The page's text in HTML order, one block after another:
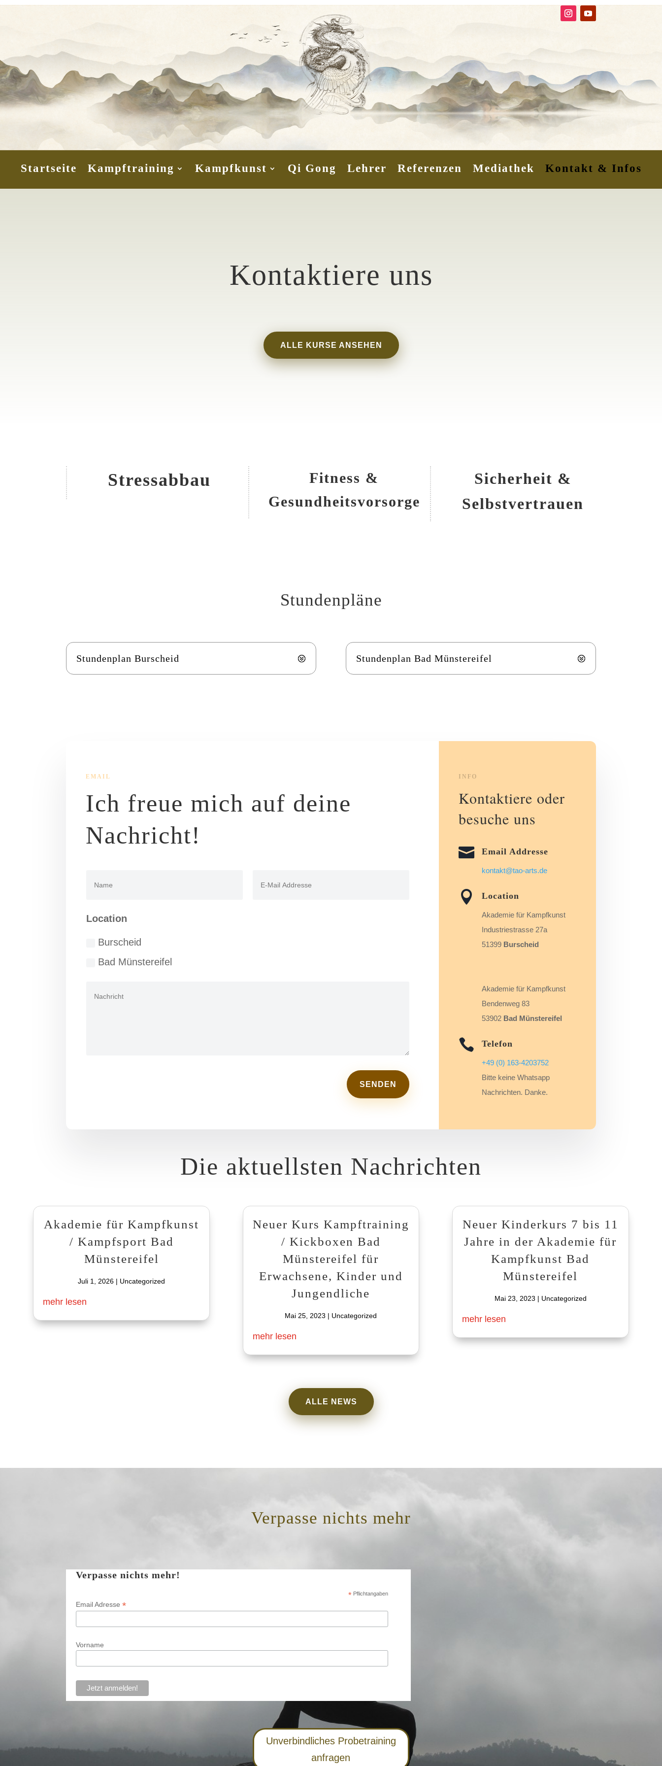
Startseite Kampftraining Kampfkunst Qi Gong Lehrer Referenzen Mediathek Kontakt & Infos
Kontaktiere uns
ALLE KURSE ANSEHEN
Stressabbau
Fitness &
Gesundheitsvorsorge
Sicherheit &
Selbstvertrauen
Stundenpläne
Stundenplan Burscheid Stundenplan Bad Münstereifel
EMAIL
Ich freue mich auf deine
Nachricht!
Location
Burscheid
Bad Münstereifel
SENDEN
INFO
Kontaktiere oder
besuche uns
 Email Addresse
kontakt@tao-arts.de
 Location
Akademie für Kampfkunst
Industriestrasse 27a
51399 Burscheid
Akademie für Kampfkunst
Bendenweg 83
53902 Bad Münstereifel
 Telefon
+49 (0) 163-4203752
Bitte keine Whatsapp
Nachrichten. Danke.
Die aktuellsten Nachrichten
Akademie für Kampfkunst
/ Kampfsport Bad
Münstereifel
Juli 1, 2026 | Uncategorized
mehr lesen
Neuer Kurs Kampftraining
/ Kickboxen Bad
Münstereifel für
Erwachsene, Kinder und
Jungendliche
Mai 25, 2023 | Uncategorized
mehr lesen
Neuer Kinderkurs 7 bis 11
Jahre in der Akademie für
Kampfkunst Bad
Münstereifel
Mai 23, 2023 | Uncategorized
mehr lesen
ALLE NEWS
Verpasse nichts mehr
Verpasse nichts mehr!
* Pflichtangaben
Email Adresse*
Vorname
Unverbindliches Probetraining
anfragen